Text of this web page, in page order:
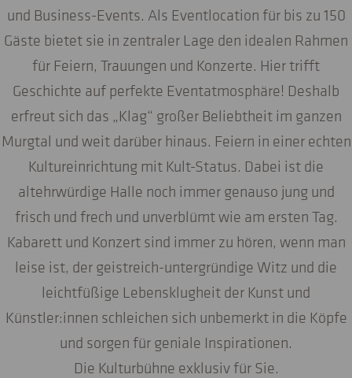
und Business-Events. Als Eventlocation für bis zu 150
Gäste bietet sie in zentraler Lage den idealen Rahmen
für Feiern, Trauungen und Konzerte. Hier trifft
Geschichte auf perfekte Eventatmosphäre! Deshalb
erfreut sich das „Klag“ großer Beliebtheit im ganzen
Murgtal und weit darüber hinaus. Feiern in einer echten
Kultureinrichtung mit Kult-Status. Dabei ist die
altehrwürdige Halle noch immer genauso jung und
frisch und frech und unverblümt wie am ersten Tag.
Kabarett und Konzert sind immer zu hören, wenn man
leise ist, der geistreich-untergründige Witz und die
leichtfüßige Lebensklugheit der Kunst und
Künstler:innen schleichen sich unbemerkt in die Köpfe
und sorgen für geniale Inspirationen.
Die Kulturbühne exklusiv für Sie.